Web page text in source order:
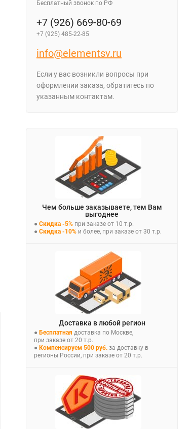
Бесплатный звонок по РФ
+7 (926) 669-80-69
+7 (925) 485-22-85
info@elementsv.ru
Если у вас возникли вопросы при
оформлении заказа, обратитесь по
указанным контактам.
Чем больше заказываете, тем Вам
выгоднее
● Скидка -5% при заказе от 10 т.р.
● Скидка -10% и более, при заказе от 30 т.р.
Доставка в любой регион
● Бесплатная доставка по Москве,
при заказе от 20 т.р.
● Компенсируем 500 руб. за доставку в
регионы России, при заказе от 20 т.р.